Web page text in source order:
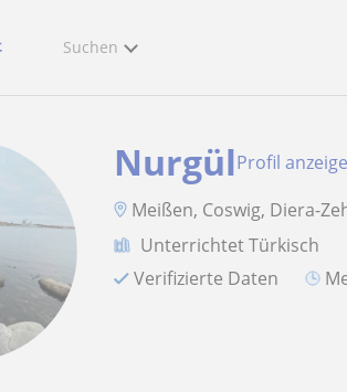
Suchen
NurgülProfil
Meißen, Coswig, Diera-
Unterrichtet Türkisch
Verifizierte Daten